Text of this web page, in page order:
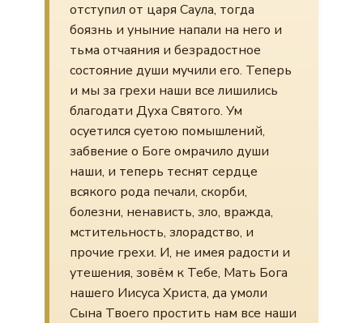
отступил от царя Саула, тогда
боязнь и уныние напали на него и
тьма отчаяния и безрадостное
состояние души мучили его. Теперь
и мы за грехи наши все лишились
благодати Духа Святого. Ум
осуетился суетою помышлений,
забвение о Боге омрачило души
наши, и теперь теснят сердце
всякого рода печали, скорби,
болезни, ненависть, зло, вражда,
мстительность, злорадство, и
прочие грехи. И, не имея радости и
утешения, зовём к Тебе, Мать Бога
нашего Иисуса Христа, да умоли
Сына Твоего простить нам все наши